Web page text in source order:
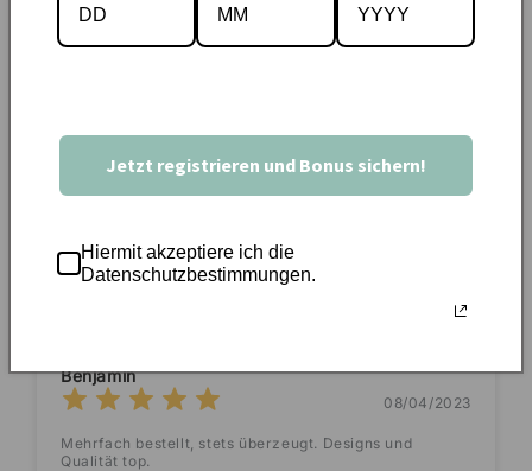
Lisa-R.
Verifiziert
gefreut- würden wir wieder kaufen
Designs waren gut, Lieferung war zügig.
Benjamin
08/04/2023
Mehrfach bestellt, stets überzeugt. Designs und
Qualität top.
Jetzt registrieren und Bonus sichern!
Hiermit akzeptiere ich die
Datenschutzbestimmungen.